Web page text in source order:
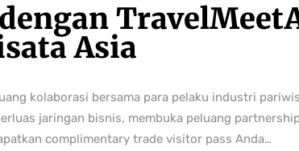
Asia
kolaborasi bersama para pelaku industri
jaringan bisnis, membuka peluang
complimentary trade visitor pass Anda…